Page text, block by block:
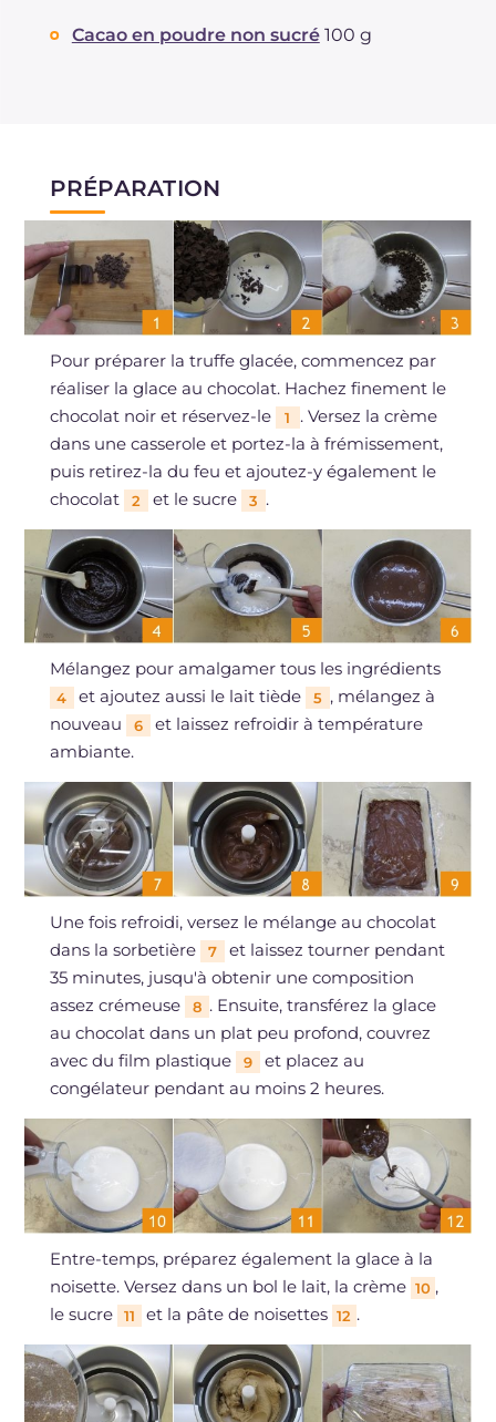
Cacao en poudre non sucré 100 g
PRÉPARATION
Pour préparer la truffe glacée, commencez par
réaliser la glace au chocolat. Hachez finement le
chocolat noir et réservez-le
1
. Versez la crème
dans une casserole et portez-la à frémissement,
puis retirez-la du feu et ajoutez-y également le
chocolat
2 et le sucre 3 .
Mélangez pour amalgamer tous les ingrédients
4 et ajoutez aussi le lait tiède 5 , mélangez à
nouveau
6
et laissez refroidir à température
ambiante.
Une fois refroidi, versez le mélange au chocolat
dans la sorbetière
7
et laissez tourner pendant
35 minutes, jusqu'à obtenir une composition
assez crémeuse
8 . Ensuite, transférez la glace
au chocolat dans un plat peu profond, couvrez
avec du film plastique
9
et placez au
congélateur pendant au moins 2 heures.
Entre-temps, préparez également la glace à la
noisette. Versez dans un bol le lait, la crème 10 ,
le sucre
11 et la pâte de noisettes 12 .